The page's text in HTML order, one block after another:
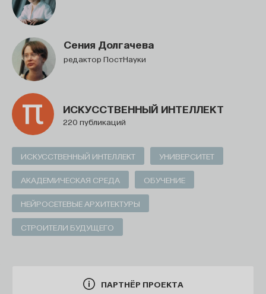
Сения Долгачева
редактор ПостНауки
ИСКУССТВЕННЫЙ ИНТЕЛЛЕКТ
220 публикаций
ИСКУССТВЕННЫЙ ИНТЕЛЛЕКТ УНИВЕРСИТЕТ
АКАДЕМИЧЕСКАЯ СРЕДА ОБУЧЕНИЕ
НЕЙРОСЕТЕВЫЕ АРХИТЕКТУРЫ
СТРОИТЕЛИ БУДУЩЕГО
ПАРТНЁР ПРОЕКТА